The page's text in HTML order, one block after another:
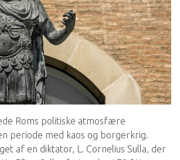
Roms politiske atmosfære
periode med kaos og borgerkrig.
af en diktator, L. Cornelius Sulla, der